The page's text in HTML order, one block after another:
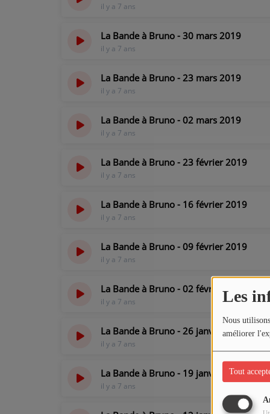
Les
Nous
améliorer
Tout
il y a 7 ans
La Bande à Bruno - 30 mars 2019
il y a 7 ans
La Bande à Bruno - 23 mars 2019
il y a 7 ans
La Bande à Bruno - 02 mars 2019
il y a 7 ans
La Bande à Bruno - 23 février 2019
il y a 7 ans
La Bande à Bruno - 16 février 2019
il y a 7 ans
La Bande à Bruno - 09 février 2019
il y a 7 ans
La Bande à Bruno - 02 février 2019
il y a 7 ans
La Bande à Bruno - 26 janvier 2019
il y a 7 ans
La Bande à Bruno - 19 janvier 2019
il y a 7 ans